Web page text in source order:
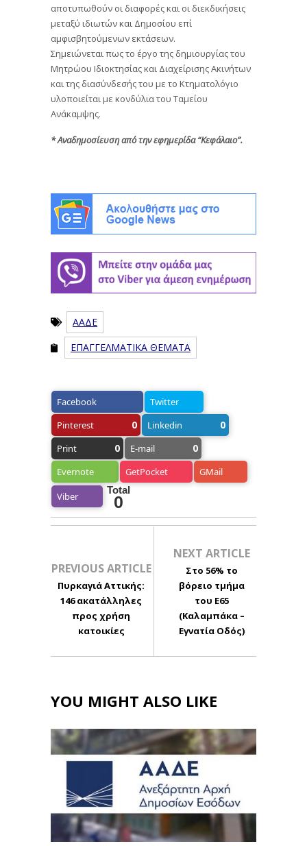
αποτυπωθούν οι διαφορές και οι διεκδικήσεις
μεταξύ ιδιωτών και Δημοσίου επί
αμφισβητούμενων εκτάσεων.
Σημειώνεται πως το έργο της δημιουργίας του
Μητρώου Ιδιοκτησίας και Διαχείρισης Ακινήτων
και της διασύνδεσής του με το Κτηματολόγιο
υλοποιείται με κονδύλια του Ταμείου
Ανάκαμψης.
* Αναδημοσίευση από την εφημερίδα “Κεφάλαιο”.
ΑΑΔΕ
ΕΠΑΓΓΕΛΜΑΤΙΚΑ ΘΕΜΑΤΑ
Facebook
Twitter
Pinterest
0 Linkedin 0
Print 0 E-mail 0
Evernote GetPocket GMail
Viber
Total
0
PREVIOUS ARTICLE
Πυρκαγιά Αττικής:
146 ακατάλληλες
προς χρήση
κατοικίες
NEXT ARTICLE
Στο 56% το
βόρειο τμήμα
του Ε65
(Καλαμπάκα –
Εγνατία Οδός)
YOU MIGHT ALSO LIKE